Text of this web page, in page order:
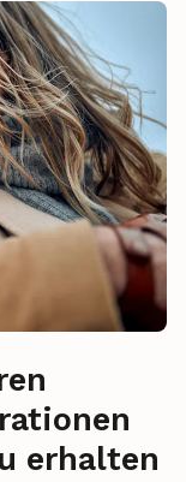
erhalten